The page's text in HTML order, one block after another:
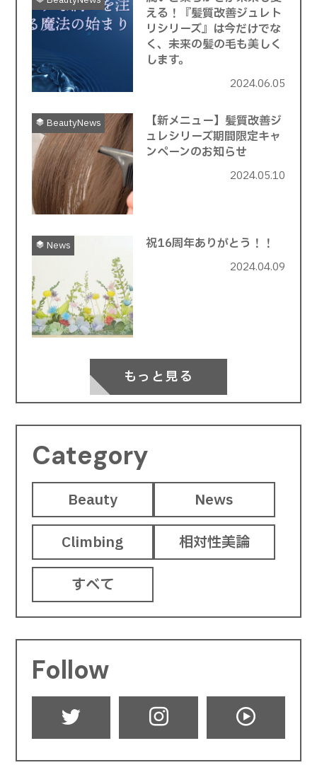
える！『髪質改善ジュレト
リシリーズ』は今だけでな
く、未来の髪の毛も美しく
します。
2024.06.05
BeautyNews
【新メニュー】髪質改善ジ
ュレシリーズ期間限定キャ
ンペーンのお知らせ
2024.05.10
News 祝16周年ありがとう！！
2024.04.09
もっと見る
Category
Beauty
News
Climbing
相対性美論
すべて
Follow